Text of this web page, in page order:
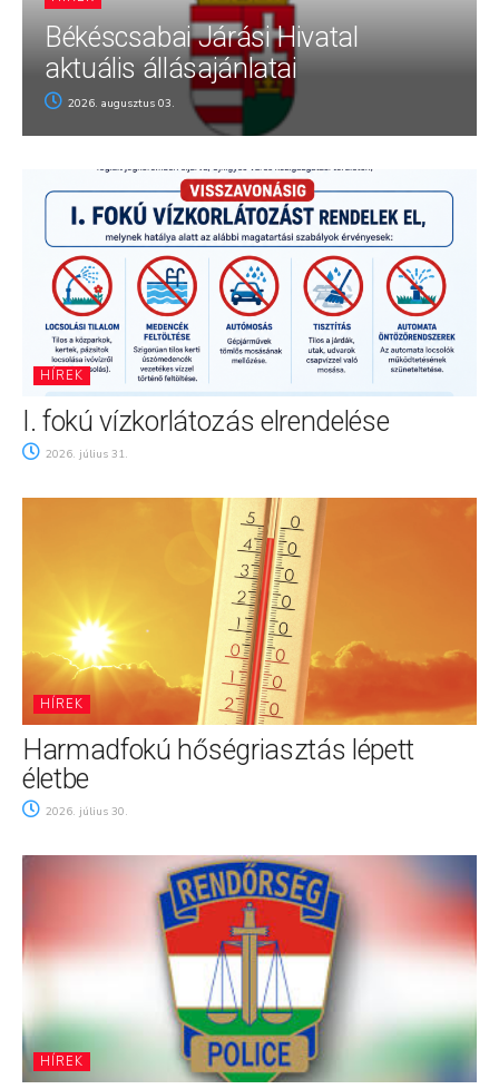
Békéscsabai Járási Hivatal
aktuális állásajánlatai
2026. augusztus 03.
HÍREK
I. fokú vízkorlátozás elrendelése
2026. július 31.
HÍREK
Harmadfokú hőségriasztás lépett
életbe
2026. július 30.
HÍREK